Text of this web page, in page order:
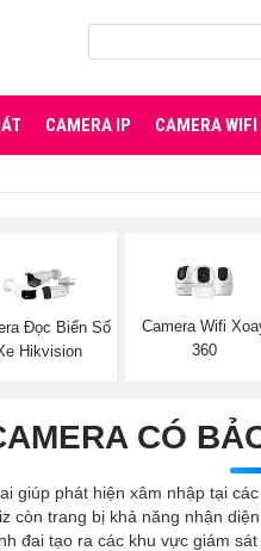
CAMERA IP CAMERA WIFI
Đọc Biển Số
Hikvision
Camera Wifi
360
CÓ
giúp phát hiện xâm nhập tại
còn trang bị khả năng nhận
đai tạo ra các khu vực giám